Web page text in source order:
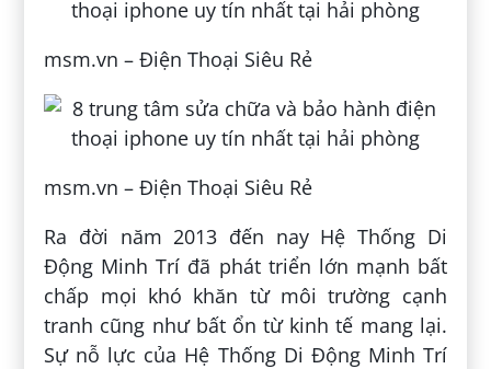
msm.vn – Điện Thoại Siêu Rẻ
msm.vn – Điện Thoại Siêu Rẻ
Ra đời năm 2013 đến nay Hệ Thống Di
Động Minh Trí đã phát triển lớn mạnh bất
chấp mọi khó khăn từ môi trường cạnh
tranh cũng như bất ổn từ kinh tế mang lại.
Sự nỗ lực của Hệ Thống Di Động Minh Trí